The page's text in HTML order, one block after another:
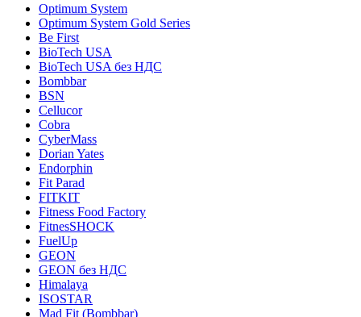
Optimum System
Optimum System Gold Series
Be First
BioTech USA
BioTech USA без НДС
Bombbar
BSN
Cellucor
Cobra
CyberMass
Dorian Yates
Endorphin
Fit Parad
FITKIT
Fitness Food Factory
FitnesSHOCK
FuelUp
GEON
GEON без НДС
Himalaya
ISOSTAR
Mad Fit (Bombbar)